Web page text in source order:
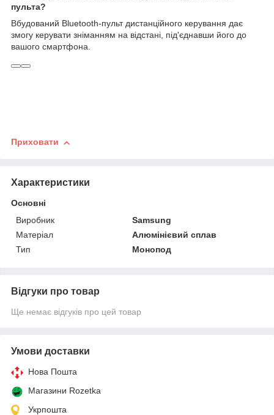
пульта?
Вбудований Bluetooth-пульт дистанційного керування дає
змогу керувати зніманням на відстані, під'єднавши його до
вашого смартфона.
Приховати
Характеристики
Основні
Виробник
Samsung
Матеріал
Алюмінієвий сплав
Тип
Монопод
Відгуки про товар
Ще немає відгуків про цей товар
Умови доставки
Нова Пошта
Магазини Rozetka
Укрпошта